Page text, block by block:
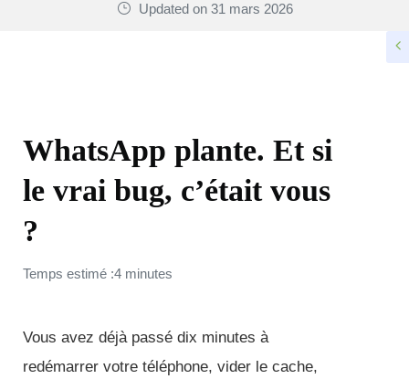
Updated on 31 mars 2026
WhatsApp plante. Et si
le vrai bug, c’était vous
?
Temps estimé :4 minutes
Vous avez déjà passé dix minutes à
redémarrer votre téléphone, vider le cache,